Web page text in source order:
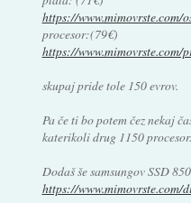
https://www.mimovrste.com/
procesor:(79€)
https://www.mimovrste.com/
skupaj pride tole 150 evrov.
Pa če ti bo potem čez nekaj
katerikoli drug 1150 procesor.
Dodaš še samsungov SSD
https://www.mimovrste.com/